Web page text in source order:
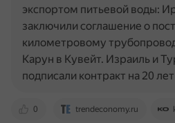
0 trendeconomy.ru
экспортом питьевой воды:
заключили соглашение о
километровому
Карун в Кувейт. Израиль и
подписали контракт на 20